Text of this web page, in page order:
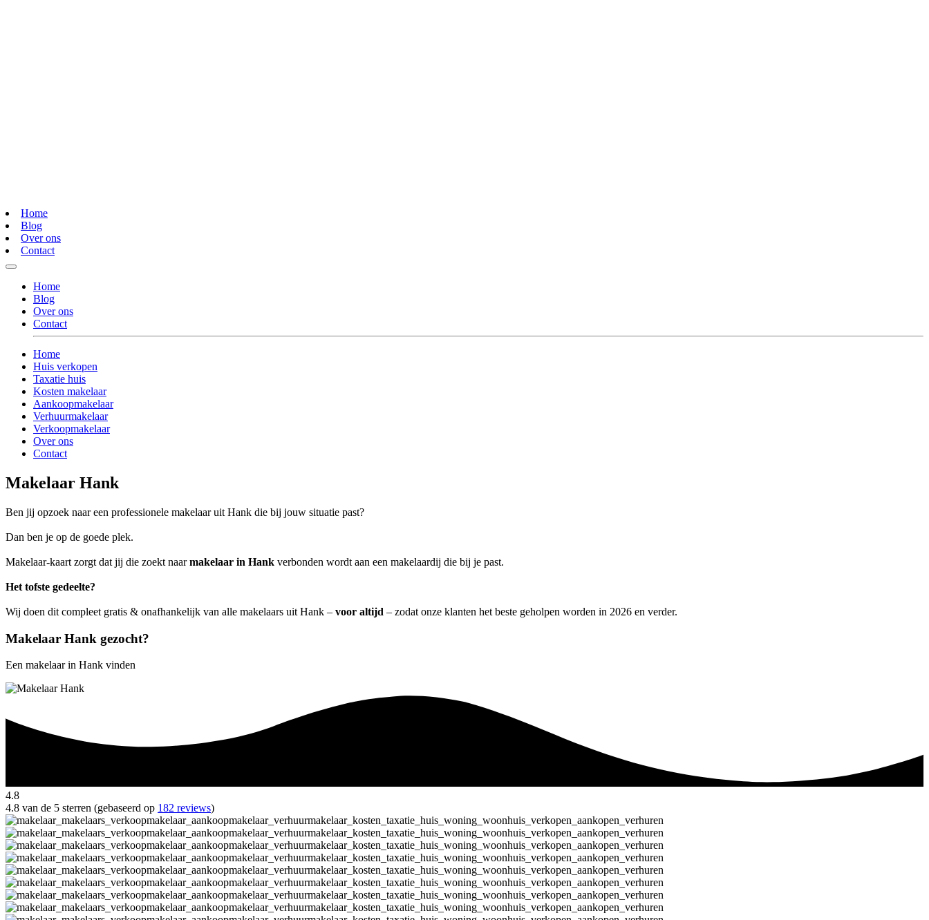
Home
Blog
Over ons
Contact
Home
Blog
Over ons
Contact
Home
Huis verkopen
Taxatie huis
Kosten makelaar
Aankoopmakelaar
Verhuurmakelaar
Verkoopmakelaar
Over ons
Contact
Makelaar Hank
Ben jij opzoek naar een professionele makelaar uit Hank die bij jouw situatie past?
Dan ben je op de goede plek.
Makelaar-kaart zorgt dat jij die zoekt naarmakelaar in Hank verbonden wordt aan een makelaardij die bij je past.
Het tofste gedeelte?
Wij doen dit compleet gratis & onafhankelijk van alle makelaars uit Hank – voor altijd – zodat onze klanten het beste geholpen worden in 2026 en verder.
Makelaar Hank gezocht?
Een makelaar in Hank vinden
4.8
4.8 van de 5 sterren (gebaseerd op 182 reviews)